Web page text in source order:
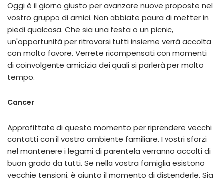
Oggi è il giorno giusto per avanzare nuove proposte nel
vostro gruppo di amici. Non abbiate paura di metter in
piedi qualcosa. Che sia una festa o un picnic,
un'opportunità per ritrovarsi tutti insieme verrà accolta
con molto favore. Verrete ricompensati con momenti
di coinvolgente amicizia dei quali si parlerà per molto
tempo.
Cancer
Approfittate di questo momento per riprendere vecchi
contatti con il vostro ambiente familiare. I vostri sforzi
nel mantenere i legami di parentela verranno accolti di
buon grado da tutti. Se nella vostra famiglia esistono
vecchie tensioni, è giunto il momento di distenderle. Sia